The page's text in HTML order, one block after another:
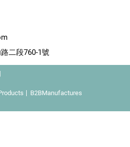
二段760-1號
B2BManufactures